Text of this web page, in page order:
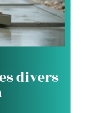
divers